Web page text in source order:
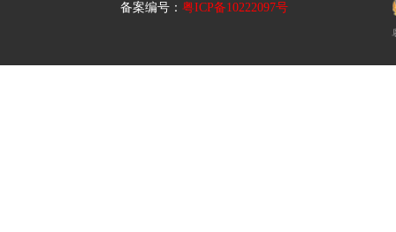
备案编号：粤ICP备10222097号